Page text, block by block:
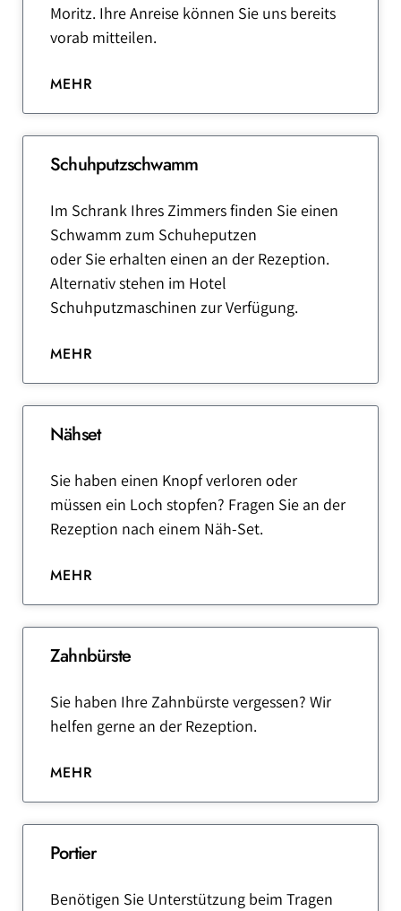
Moritz. Ihre Anreise können Sie uns bereits
vorab mitteilen.
MEHR
Schuhputzschwamm
Im Schrank Ihres Zimmers finden Sie einen
Schwamm zum Schuheputzen
oder Sie erhalten einen an der Rezeption.
Alternativ stehen im Hotel
Schuhputzmaschinen zur Verfügung.
MEHR
Nähset
Sie haben einen Knopf verloren oder
müssen ein Loch stopfen? Fragen Sie an der
Rezeption nach einem Näh-Set.
MEHR
Zahnbürste
Sie haben Ihre Zahnbürste vergessen? Wir
helfen gerne an der Rezeption.
MEHR
Portier
Benötigen Sie Unterstützung beim Tragen